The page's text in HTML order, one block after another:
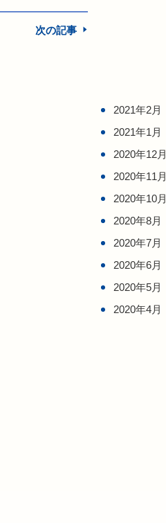
次の記事
2021年2月
2021年1月
2020年12月
2020年11月
2020年10月
2020年8月
2020年7月
2020年6月
2020年5月
2020年4月